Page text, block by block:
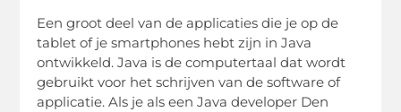
Een groot deel van de applicaties die je op de
tablet of je smartphones hebt zijn in Java
ontwikkeld. Java is de computertaal dat wordt
gebruikt voor het schrijven van de software of
applicatie. Als je als een Java developer Den